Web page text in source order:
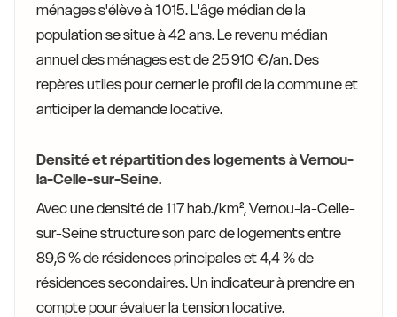
ménages s'élève à 1 015. L'âge médian de la
population se situe à 42 ans. Le revenu médian
annuel des ménages est de 25 910 €/an. Des
repères utiles pour cerner le profil de la commune et
anticiper la demande locative.
Densité et répartition des logements à Vernou-
la-Celle-sur-Seine.
Avec une densité de 117 hab./km², Vernou-la-Celle-
sur-Seine structure son parc de logements entre
89,6 % de résidences principales et 4,4 % de
résidences secondaires. Un indicateur à prendre en
compte pour évaluer la tension locative.